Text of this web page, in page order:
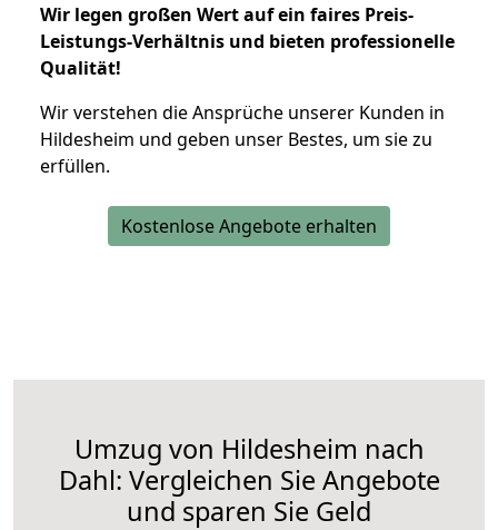
Wir legen großen Wert auf ein faires Preis-
Leistungs-Verhältnis und bieten professionelle
Qualität!
Wir verstehen die Ansprüche unserer Kunden in
Hildesheim und geben unser Bestes, um sie zu
erfüllen.
Kostenlose Angebote erhalten
Umzug von Hildesheim nach
Dahl: Vergleichen Sie Angebote
und sparen Sie Geld